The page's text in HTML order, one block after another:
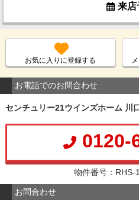
来店
お気に入りに登録する
お電話でのお問合わせ
センチュリー21ウインズホーム 川
0120-
物件番号：RHS-
お問合わせ